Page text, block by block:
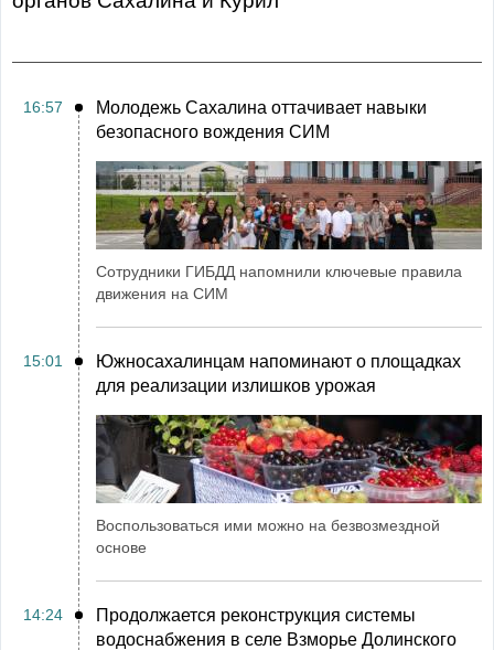
16:57
Молодежь Сахалина оттачивает навыки
безопасного вождения СИМ
Сотрудники ГИБДД напомнили ключевые правила
движения на СИМ
15:01
Южносахалинцам напоминают о площадках
для реализации излишков урожая
Воспользоваться ими можно на безвозмездной
основе
14:24
Продолжается реконструкция системы
водоснабжения в селе Взморье Долинского